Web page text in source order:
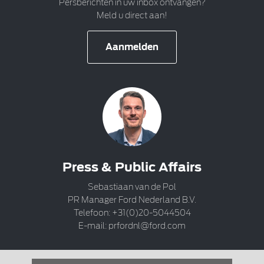
Persberichten in uw inbox ontvangen?
Meld u direct aan!
Aanmelden
Press & Public Affairs
Sebastiaan van de Pol
PR Manager Ford Nederland B.V.
Telefoon: +31(0)20-5044504
E-mail: prfordnl@ford.com